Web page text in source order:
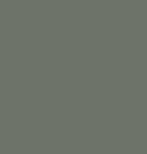
derBiobote/